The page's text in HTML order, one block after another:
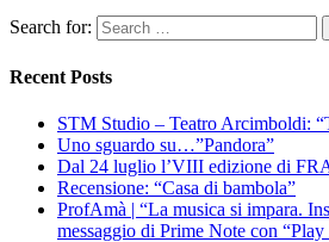
Search for:
Recent Posts
STM Studio – Teatro
Uno sguardo su…”Pandora”
Dal 24 luglio l’VIII edizione di
Recensione: “Casa di bambola”
ProfAmà | “La musica si impara.
messaggio di Prime Note con